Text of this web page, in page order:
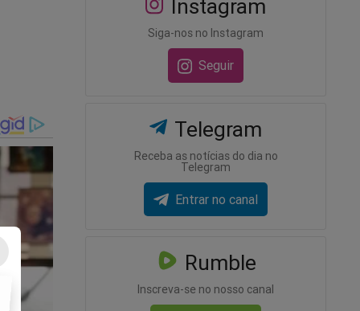
de
Instagram
Siga-nos no Instagram
Seguir
Telegram
Receba as notícias do dia no
Telegram
Entrar no canal
Rumble
Inscreva-se no nosso canal